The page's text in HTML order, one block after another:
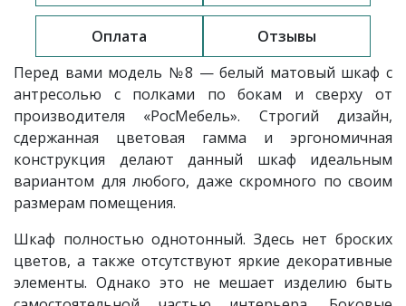
Оплата
Отзывы
Перед вами модель №8 — белый матовый шкаф с
антресолью с полками по бокам и сверху от
производителя «РосМебель». Строгий дизайн,
сдержанная цветовая гамма и эргономичная
конструкция делают данный шкаф идеальным
вариантом для любого, даже скромного по своим
размерам помещения.
Шкаф полностью однотонный. Здесь нет броских
цветов, а также отсутствуют яркие декоративные
элементы. Однако это не мешает изделию быть